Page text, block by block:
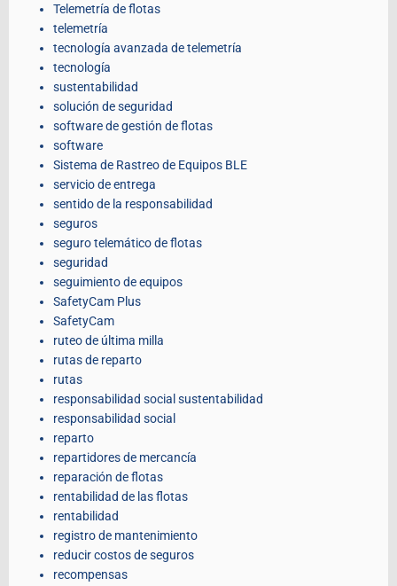
Telemetría de flotas
telemetría
tecnología avanzada de telemetría
tecnología
sustentabilidad
solución de seguridad
software de gestión de flotas
software
Sistema de Rastreo de Equipos BLE
servicio de entrega
sentido de la responsabilidad
seguros
seguro telemático de flotas
seguridad
seguimiento de equipos
SafetyCam Plus
SafetyCam
ruteo de última milla
rutas de reparto
rutas
responsabilidad social sustentabilidad
responsabilidad social
reparto
repartidores de mercancía
reparación de flotas
rentabilidad de las flotas
rentabilidad
registro de mantenimiento
reducir costos de seguros
recompensas